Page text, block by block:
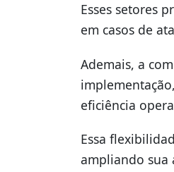
Esses setores
em casos de
Ademais, a
eficiência
Essa
ampliando sua